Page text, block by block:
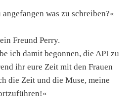
was zu schreiben?«
Freund Perry.
ich damit begonnen, die API zu
ihr eure Zeit mit den Frauen
die Zeit und die Muse, meine